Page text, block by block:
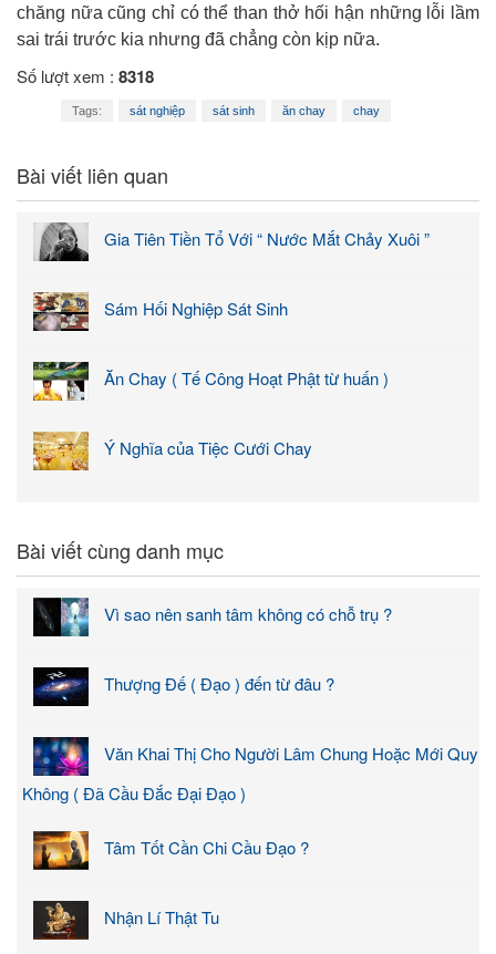
chăng nữa cũng chỉ có thể than thở hối hận những lỗi lầm
sai trái trước kia nhưng đã chẳng còn kịp nữa.
Số lượt xem : 8318
Tags: sát nghiệp sát sinh ăn chay chay
Bài viết liên quan
Gia Tiên Tiền Tổ Với “ Nước Mắt Chảy Xuôi ”
Sám Hối Nghiệp Sát Sinh
Ăn Chay ( Tế Công Hoạt Phật từ huấn )
Ý Nghĩa của Tiệc Cưới Chay
Bài viết cùng danh mục
Vì sao nên sanh tâm không có chỗ trụ ?
Thượng Đế ( Đạo ) đến từ đâu ?
Văn Khai Thị Cho Người Lâm Chung Hoặc Mới Quy
Không ( Đã Cầu Đắc Đại Đạo )
Tâm Tốt Cần Chi Cầu Đạo ?
Nhận Lí Thật Tu